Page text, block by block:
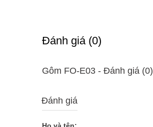
Ðánh giá (0)
Gôm FO-E03 - Ðánh giá (0)
Đánh giá